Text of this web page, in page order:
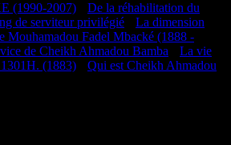
(1990-2007)
De la réhabilitation du
de serviteur privilégié
La dimension
Mouhamadou Fadel Mbacké (1888 -
de Cheikh Ahmadou Bamba
La vie
(1883)
Qui est Cheikh Ahmadou